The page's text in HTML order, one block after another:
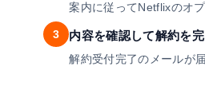
案内に従ってNetflixのオ
3 内容を確認して解約を
解約受付完了のメールが